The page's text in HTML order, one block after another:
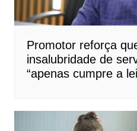
Promotor reforça
insalubridade de
“apenas cumpre a